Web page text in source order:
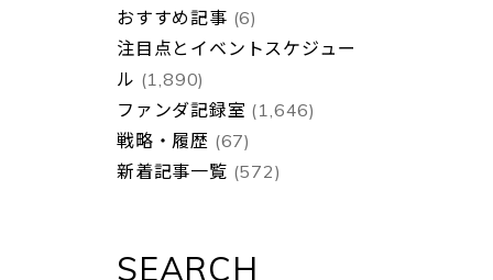
おすすめ記事 (6)
注目点とイベントスケジュー
ル (1,890)
ファンダ記録室 (1,646)
戦略・履歴 (67)
新着記事一覧 (572)
SEARCH